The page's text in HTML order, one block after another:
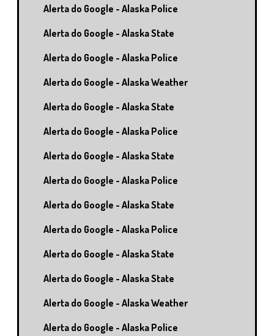
Alerta do Google - Alaska Police
Alerta do Google - Alaska State
Alerta do Google - Alaska Police
Alerta do Google - Alaska Weather
Alerta do Google - Alaska State
Alerta do Google - Alaska Police
Alerta do Google - Alaska State
Alerta do Google - Alaska Police
Alerta do Google - Alaska State
Alerta do Google - Alaska Police
Alerta do Google - Alaska State
Alerta do Google - Alaska State
Alerta do Google - Alaska Weather
Alerta do Google - Alaska Police